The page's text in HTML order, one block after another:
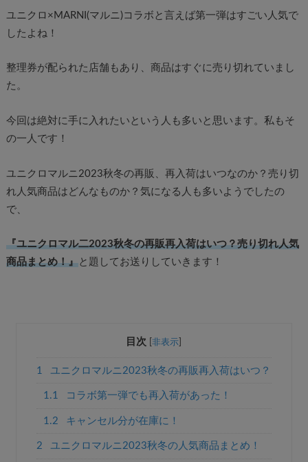
ユニクロ×MARNI(マルニ)コラボと言えば第一弾はすごい人気で
したよね！
整理券が配られた店舗もあり、商品はすぐに売り切れていまし
た。
今回は絶対に手に入れたいという人も多いと思います。私もそ
の一人です！
ユニクロマルニ2023秋冬の再販、再入荷はいつなのか？売り切
れ人気商品はどんなものか？気になる人も多いようでしたの
で、
『ユニクロマル二2023秋冬の再販再入荷はいつ？売り切れ人気
商品まとめ！』と題してお送りしていきます！
目次 [非表示
1 ユニクロマルニ2023秋冬の再販再入荷はいつ？
1.1 コラボ第一弾でも再入荷があった！
1.2 キャンセル分が在庫に！
2 ユニクロマルニ2023秋冬の人気商品まとめ！